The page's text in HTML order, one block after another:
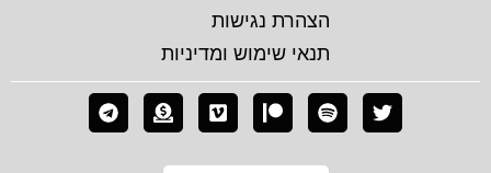
הצהרת נגישות
תנאי שימוש ומדיניות